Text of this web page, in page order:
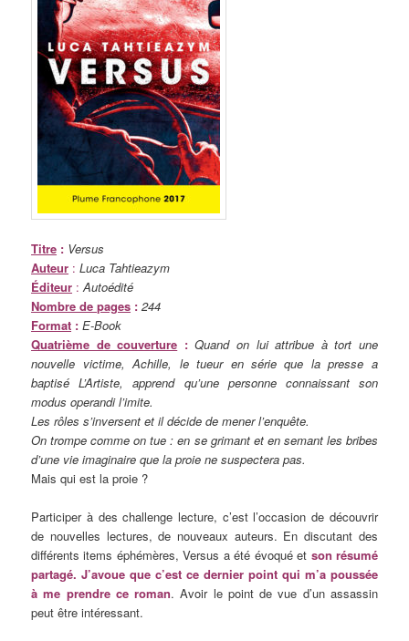
Titre : Versus
Auteur :Luca Tahtieazym
Éditeur : Autoédité
Nombre de pages : 244
Format : E-Book
Quatrième de couverture :Quand on lui attribue à tort une
nouvelle victime, Achille, le tueur en série que la presse a
baptisé L’Artiste, apprend qu’une personne connaissant son
modus operandi l’imite.
Les rôles s’inversent et il décide de mener l’enquête.
On trompe comme on tue : en se grimant et en semant les bribes
d’une vie imaginaire que la proie ne suspectera pas.
Mais qui est la proie ?
Participer à des challenge lecture, c’est l’occasion de découvrir
de nouvelles lectures, de nouveaux auteurs. En discutant des
différents items éphémères, Versus a été évoqué et son résumé
partagé. J’avoue que c’est ce dernier point qui m’a poussée
à me prendre ce roman. Avoir le point de vue d’un assassin
peut être intéressant.